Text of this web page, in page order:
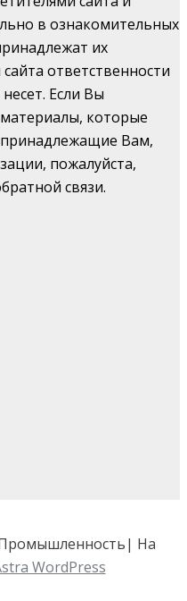
в ознакомительных
их
ответственности
Если Вы
которые
Вам,
пожалуйста,
связи.
На
WordPress